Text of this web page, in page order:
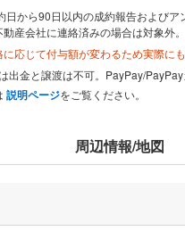
日から90日以内の成約報告および
産会社に連絡済みの場合は対象外。
応じて付与額が変わるため実際に
出金と譲渡は不可。PayPay/PayPay
説明ページをご覧ください。
周辺情報/地図